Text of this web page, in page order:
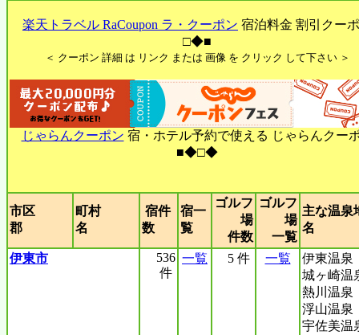
楽天トラベル RaCoupon ラ・クーポン 宿泊料金 割引クー
□◆■
＜ クーポン 詳細 は リンク または 画像 を クリック して下さい ＞
じゃらんクーポン 宿・ホテル予約で使える じゃらんクー
■◆□◆
市区
郡
町村
名
宿件
数
宿一
覧
ゴルフ
場
件数
ゴルフ
場
一覧
主な温泉
名
伊東市
536
件
一覧 5 件 一覧
伊東温泉
城ヶ崎温
熱川温泉
浮山温泉
宇佐美温